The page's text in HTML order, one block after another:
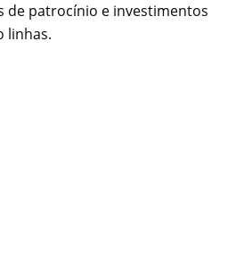
de patrocínio e investimentos
linhas.